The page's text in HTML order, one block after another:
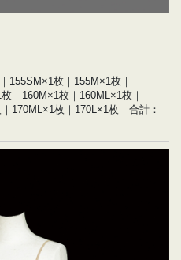
155SM×1枚｜155M×1枚｜
｜160M×1枚｜160ML×1枚｜
170ML×1枚｜170L×1枚｜合計：